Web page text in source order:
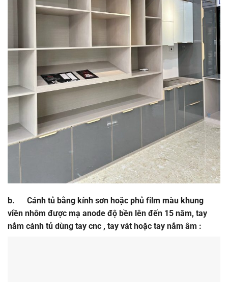
b. Cánh tủ bằng kính sơn hoặc phủ film màu khung
viền nhôm được mạ anode độ bền lên đến 15 năm, tay
nắm cánh tủ dùng tay cnc , tay vát hoặc tay nắm âm :